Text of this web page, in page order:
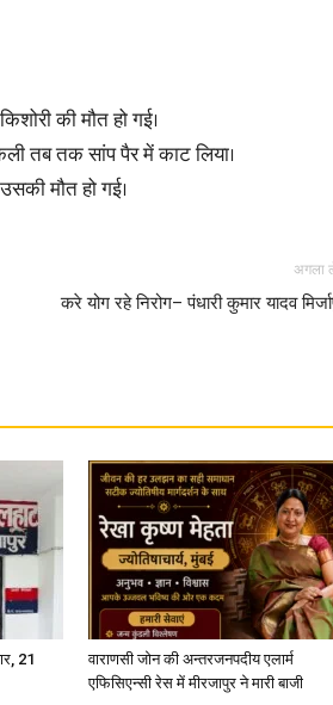
News,
Latest
in
की मौत हो गई।
तब तक सांप पैर में काट लिया।
मौत हो गई।
अगला
करे योग रहे निरोग– पंधारी कुमार यादव
21
वाराणसी जोन की अन्तरजनपदीय एलार्म
एफिसिएन्सी रेस में मीरजापुर ने मारी बाजी